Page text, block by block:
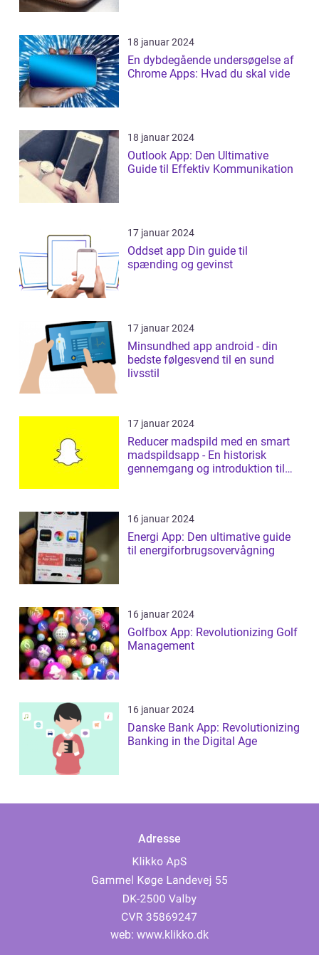
18 januar 2024
En dybdegående undersøgelse af
Chrome Apps: Hvad du skal vide
18 januar 2024
Outlook App: Den Ultimative
Guide til Effektiv Kommunikation
17 januar 2024
Oddset app Din guide til
spænding og gevinst
17 januar 2024
Minsundhed app android - din
bedste følgesvend til en sund
livsstil
17 januar 2024
Reducer madspild med en smart
madspildsapp - En historisk
gennemgang og introduktion til
16 januar 2024
Energi App: Den ultimative guide
til energiforbrugsovervågning
16 januar 2024
Golfbox App: Revolutionizing Golf
Management
16 januar 2024
Danske Bank App: Revolutionizing
Banking in the Digital Age
Adresse
web: www.klikko.dk